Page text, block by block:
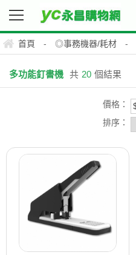
首頁 - ◎事務機器/耗材 -
多功能釘書機 共 20 個結果
價格：
排序：